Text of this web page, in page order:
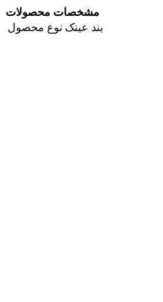
مشخصات محصولات
نوع محصول بند عینک